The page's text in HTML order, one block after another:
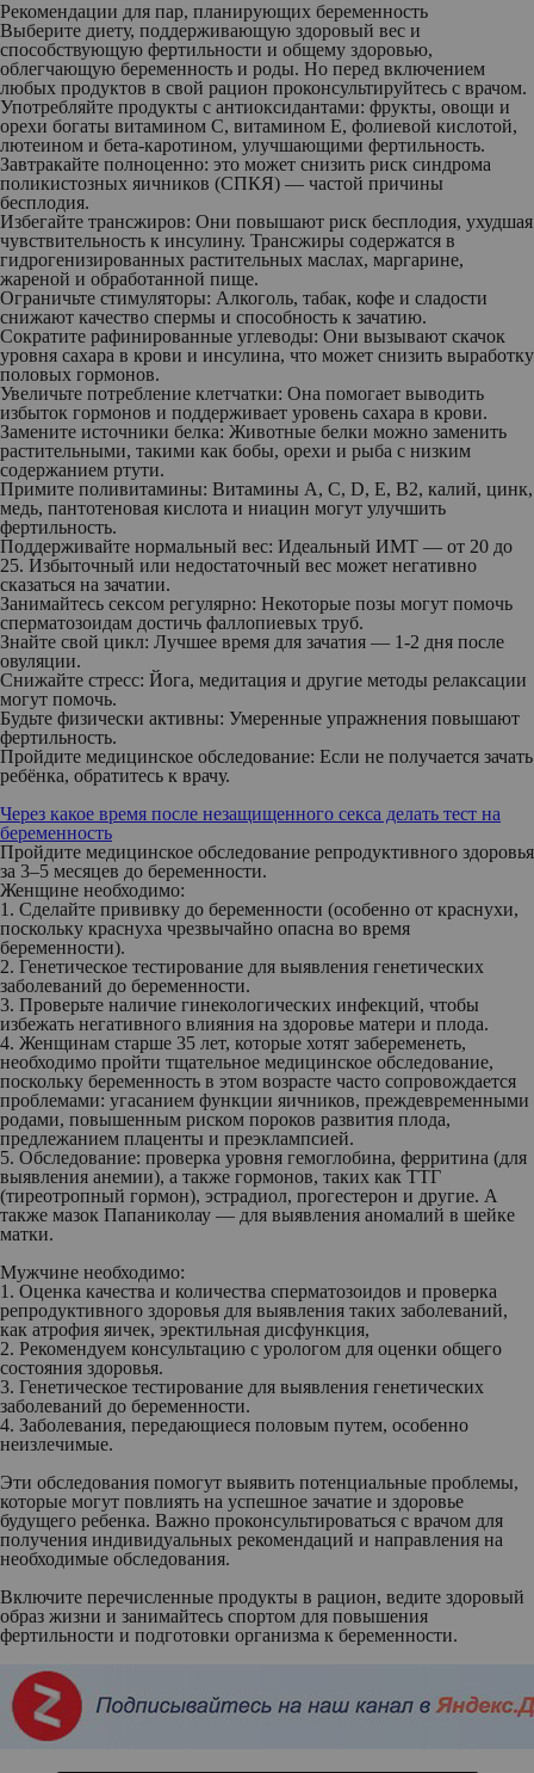
Рекомендации для пар, планирующих беременность
Выберите диету, поддерживающую здоровый вес и
способствующую фертильности и общему здоровью,
облегчающую беременность и роды. Но перед включением
любых продуктов в свой рацион проконсультируйтесь с врачом.
Употребляйте продукты с антиоксидантами: фрукты, овощи и
орехи богаты витамином С, витамином Е, фолиевой кислотой,
лютеином и бета-каротином, улучшающими фертильность.
Завтракайте полноценно: это может снизить риск синдрома
поликистозных яичников (СПКЯ) — частой причины
бесплодия.
Избегайте трансжиров: Они повышают риск бесплодия, ухудшая
чувствительность к инсулину. Трансжиры содержатся в
гидрогенизированных растительных маслах, маргарине,
жареной и обработанной пище.
Ограничьте стимуляторы: Алкоголь, табак, кофе и сладости
снижают качество спермы и способность к зачатию.
Сократите рафинированные углеводы: Они вызывают скачок
уровня сахара в крови и инсулина, что может снизить выработку
половых гормонов.
Увеличьте потребление клетчатки: Она помогает выводить
избыток гормонов и поддерживает уровень сахара в крови.
Замените источники белка: Животные белки можно заменить
растительными, такими как бобы, орехи и рыба с низким
содержанием ртути.
Примите поливитамины: Витамины A, C, D, E, B2, калий, цинк,
медь, пантотеновая кислота и ниацин могут улучшить
фертильность.
Поддерживайте нормальный вес: Идеальный ИМТ — от 20 до
25. Избыточный или недостаточный вес может негативно
сказаться на зачатии.
Занимайтесь сексом регулярно: Некоторые позы могут помочь
сперматозоидам достичь фаллопиевых труб.
Знайте свой цикл: Лучшее время для зачатия — 1-2 дня после
овуляции.
Снижайте стресс: Йога, медитация и другие методы релаксации
могут помочь.
Будьте физически активны: Умеренные упражнения повышают
фертильность.
Пройдите медицинское обследование: Если не получается зачать
ребёнка, обратитесь к врачу.
Через какое время после незащищенного секса делать тест на
беременность
Пройдите медицинское обследование репродуктивного здоровья
за 3–5 месяцев до беременности.
Женщине необходимо:
1. Сделайте прививку до беременности (особенно от краснухи,
поскольку краснуха чрезвычайно опасна во время
беременности).
2. Генетическое тестирование для выявления генетических
заболеваний до беременности.
3. Проверьте наличие гинекологических инфекций, чтобы
избежать негативного влияния на здоровье матери и плода.
4. Женщинам старше 35 лет, которые хотят забеременеть,
необходимо пройти тщательное медицинское обследование,
поскольку беременность в этом возрасте часто сопровождается
проблемами: угасанием функции яичников, преждевременными
родами, повышенным риском пороков развития плода,
предлежанием плаценты и преэклампсией.
5. Обследование: проверка уровня гемоглобина, ферритина (для
выявления анемии), а также гормонов, таких как ТТГ
(тиреотропный гормон), эстрадиол, прогестерон и другие. А
также мазок Папаниколау — для выявления аномалий в шейке
матки.
Мужчине необходимо:
1. Оценка качества и количества сперматозоидов и проверка
репродуктивного здоровья для выявления таких заболеваний,
как атрофия яичек, эректильная дисфункция,
2. Рекомендуем консультацию с урологом для оценки общего
состояния здоровья.
3. Генетическое тестирование для выявления генетических
заболеваний до беременности.
4. Заболевания, передающиеся половым путем, особенно
неизлечимые.
Эти обследования помогут выявить потенциальные проблемы,
которые могут повлиять на успешное зачатие и здоровье
будущего ребенка. Важно проконсультироваться с врачом для
получения индивидуальных рекомендаций и направления на
необходимые обследования.
Включите перечисленные продукты в рацион, ведите здоровый
образ жизни и занимайтесь спортом для повышения
фертильности и подготовки организма к беременности.